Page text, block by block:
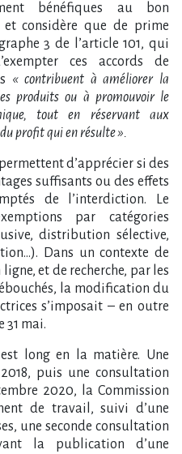
bénéfiques au bon
et considère que de prime
3 de l’article 101, qui
ces accords de
« contribuent à améliorer la
produits ou à promouvoir le
tout en réservant aux
profit qui en résulte ».
d’apprécier si des
suffisants ou des effets
de l’interdiction. Le
par catégories
distribution sélective,
Dans un contexte de
et de recherche, par les
la modification du
s’imposait – en outre
mai.
long en la matière. Une
puis une consultation
2020, la Commission
de travail, suivi d’une
une seconde consultation
la publication d’une